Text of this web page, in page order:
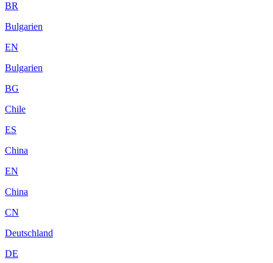
BR
Bulgarien
EN
Bulgarien
BG
Chile
ES
China
EN
China
CN
Deutschland
DE